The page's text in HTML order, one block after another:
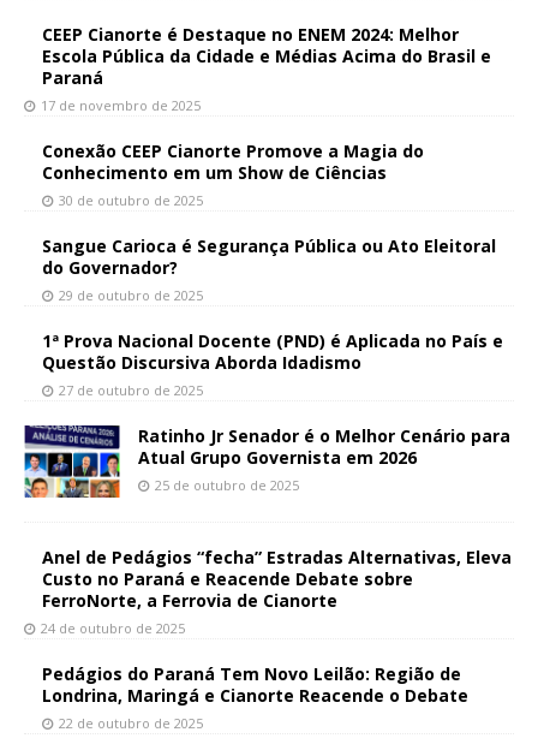
CEEP Cianorte é Destaque no ENEM 2024: Melhor
Escola Pública da Cidade e Médias Acima do Brasil e
Paraná
17 de novembro de 2025
Conexão CEEP Cianorte Promove a Magia do
Conhecimento em um Show de Ciências
30 de outubro de 2025
Sangue Carioca é Segurança Pública ou Ato Eleitoral
do Governador?
29 de outubro de 2025
1ª Prova Nacional Docente (PND) é Aplicada no País e
Questão Discursiva Aborda Idadismo
27 de outubro de 2025
Ratinho Jr Senador é o Melhor Cenário para
Atual Grupo Governista em 2026
25 de outubro de 2025
Anel de Pedágios “fecha” Estradas Alternativas, Eleva
Custo no Paraná e Reacende Debate sobre
FerroNorte, a Ferrovia de Cianorte
24 de outubro de 2025
Pedágios do Paraná Tem Novo Leilão: Região de
Londrina, Maringá e Cianorte Reacende o Debate
22 de outubro de 2025